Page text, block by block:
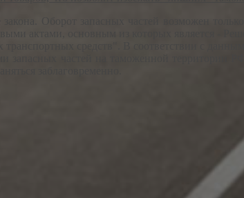
Оборот запасных частей возможен
актами, основным из которых является -
средств". В соответствии с
частей на таможенной территории
заблаговременно.